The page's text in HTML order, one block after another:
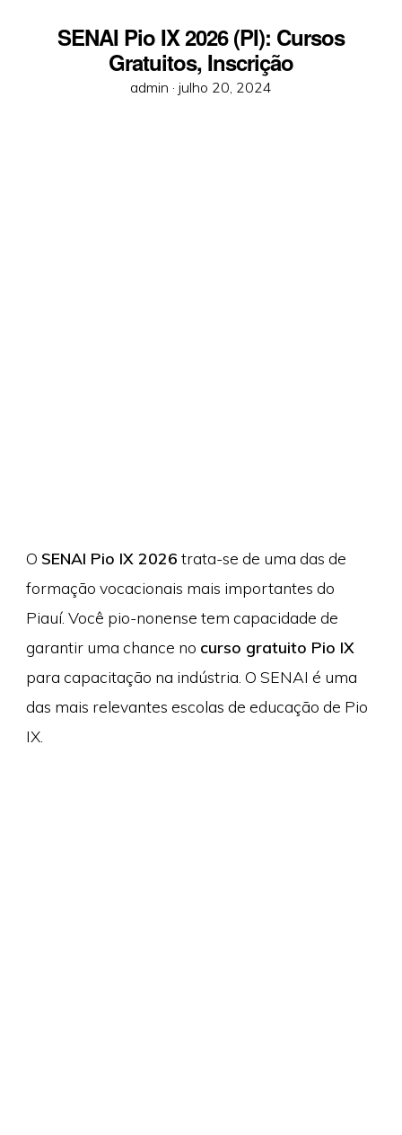
SENAI Pio IX 2026 (PI): Cursos
Gratuitos, Inscrição
admin · Posted
julho 20, 2024
O SENAI Pio IX 2026 trata-se de uma das de
formação vocacionais mais importantes do
Piauí. Você pio-nonense tem capacidade de
garantir uma chance no curso gratuito Pio IX
para capacitação na indústria. O SENAI é uma
das mais relevantes escolas de educação de Pio
IX.